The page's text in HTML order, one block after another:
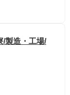
/製造・工場/